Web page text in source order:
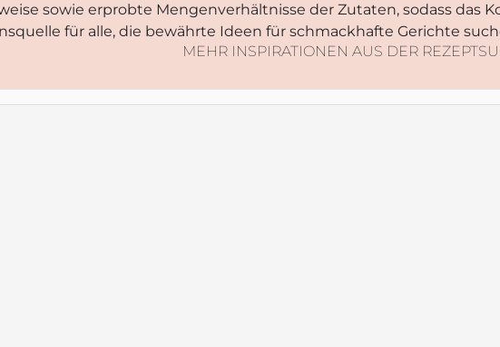
sowie erprobte Mengenverhältnisse der Zutaten, sodass das
für alle, die bewährte Ideen für schmackhafte Gerichte
MEHR INSPIRATIONEN AUS DER